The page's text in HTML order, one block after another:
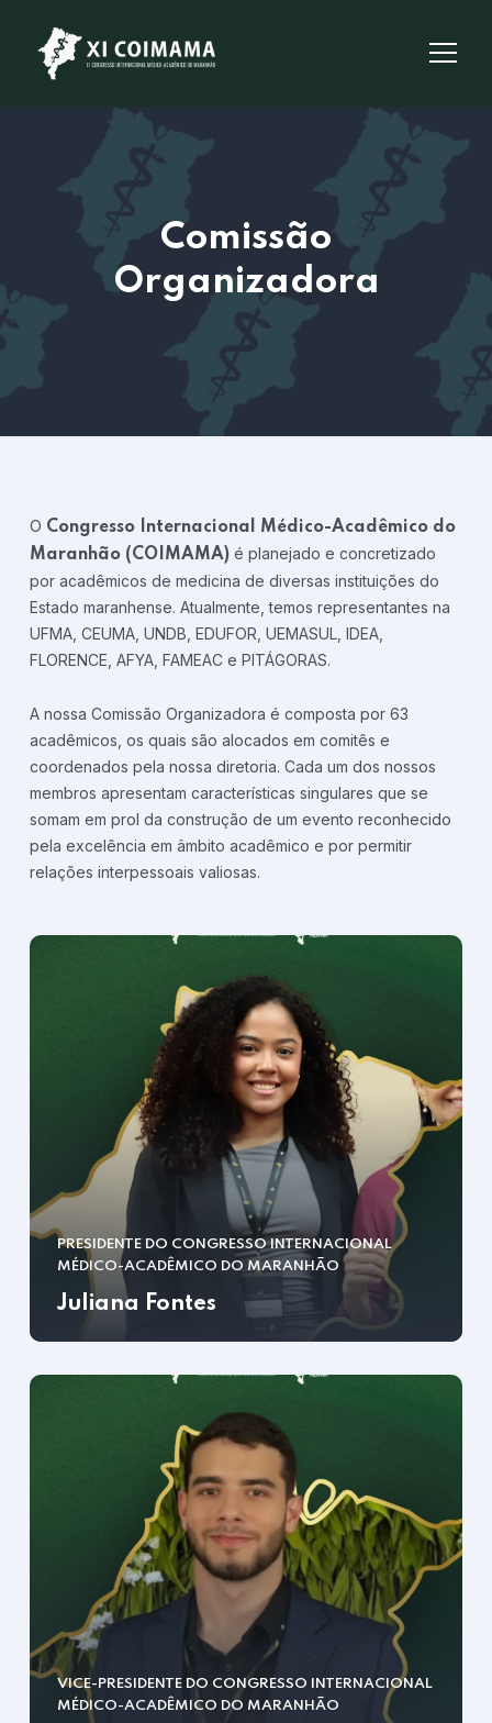
Comissão
Organizadora
O Congresso Internacional Médico-Acadêmico do
Maranhão (COIMAMA) é planejado e concretizado
por acadêmicos de medicina de diversas instituições do
Estado maranhense. Atualmente, temos representantes na
UFMA, CEUMA, UNDB, EDUFOR, UEMASUL, IDEA,
FLORENCE, AFYA, FAMEAC e PITÁGORAS.
A nossa Comissão Organizadora é composta por 63
acadêmicos, os quais são alocados em comitês e
coordenados pela nossa diretoria. Cada um dos nossos
membros apresentam características singulares que se
somam em prol da construção de um evento reconhecido
pela excelência em âmbito acadêmico e por permitir
relações interpessoais valiosas.
PRESIDENTE DO CONGRESSO INTERNACIONAL
MÉDICO-ACADÊMICO DO MARANHÃO
Juliana Fontes
VICE-PRESIDENTE DO CONGRESSO INTERNACIONAL
MÉDICO-ACADÊMICO DO MARANHÃO